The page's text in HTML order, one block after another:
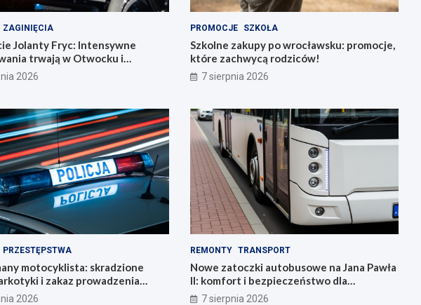
ZAGINIĘCIA
Jolanty Fryc: Intensywne
trwają w Otwocku i
2026
PROMOCJE SZKOŁA
Szkolne zakupy po wrocławsku: promocje,
które zachwycą rodziców!
7 sierpnia 2026
PRZESTĘPSTWA
motocyklista: skradzione
i zakaz prowadzenia
2026
REMONTY TRANSPORT
Nowe zatoczki autobusowe na Jana Pawła
II: komfort i bezpieczeństwo dla
mieszkańców!
7 sierpnia 2026